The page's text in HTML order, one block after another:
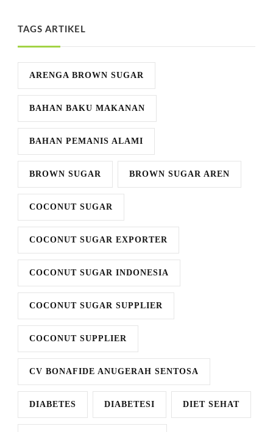
TAGS ARTIKEL
ARENGA BROWN SUGAR
BAHAN BAKU MAKANAN
BAHAN PEMANIS ALAMI
BROWN SUGAR BROWN SUGAR AREN
COCONUT SUGAR
COCONUT SUGAR EXPORTER
COCONUT SUGAR INDONESIA
COCONUT SUGAR SUPPLIER
COCONUT SUPPLIER
CV BONAFIDE ANUGERAH SENTOSA
DIABETES DIABETESI DIET SEHAT